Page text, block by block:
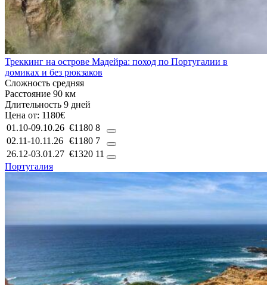
Треккинг на острове Мадейра: поход по Португалии в
домиках и без рюкзаков
Сложность средняя
Расстояние 90 км
Длительность 9 дней
Цена от: 1180€
01.10-09.10.26 €1180 8
02.11-10.11.26 €1180 7
26.12-03.01.27 €1320 11
Португалия